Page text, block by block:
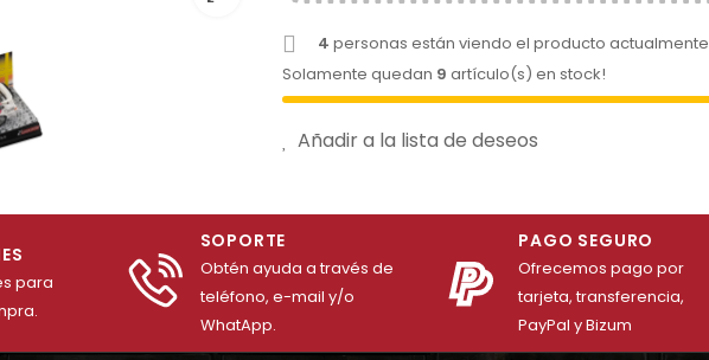
4 personas están viendo el producto actualmente
Solamente quedan 9 artículo(s) en stock!
Añadir a la lista de deseos
para
SOPORTE
Obtén ayuda a través de
teléfono, e-mail y/o
WhatApp.
PAGO SEGURO
Ofrecemos pago por
tarjeta, transferencia,
PayPal y Bizum